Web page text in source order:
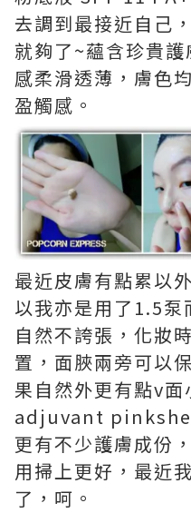
去調到最接近自己
就夠了~蘊含珍貴
感柔滑透薄，膚色
盈觸感。
最近皮膚有點累以
以我亦是用了1.5
自然不誇張，化妝
置，面脥兩旁可以
果自然外更有點v
adjuvant
更有不少護膚成份
用掃上更好，最近
了，呵。